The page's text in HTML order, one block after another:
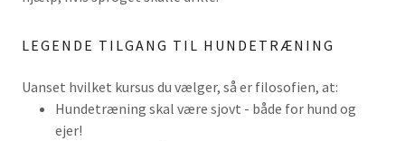
LEGENDE TILGANG TIL HUNDETRÆNING
Uanset hvilket kursus du vælger, så er filosofien, at:
Hundetræning skal være sjovt - både for hund og
ejer!